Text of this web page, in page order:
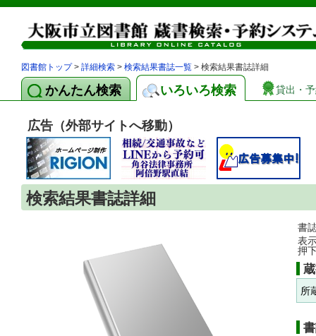
図書館トップ> 詳細検索 > 検索結果書誌一覧 > 検索結果書誌詳細
かんたん検索 いろいろ検索 貸出・
広告（外部サイトへ移動）
検索結果書誌詳細
書
表
押
所